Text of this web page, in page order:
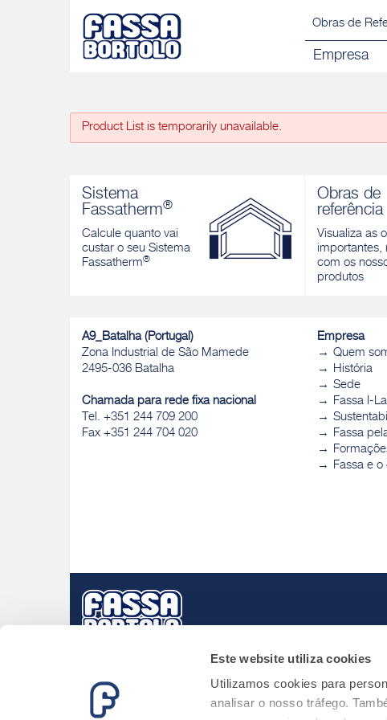
Este website utiliza cookies
Utilizamos cookies para
analisar o nosso tráfego.
Obras de
Empresa
Product List is temporarily unavailable.
Sistema
Fassatherm®
Calcule quanto vai
custar o seu Sistema
Fassatherm®
Obras de
referência
Visualiza as
importantes,
com os
produtos
A9_Batalha (Portugal)
Zona Industrial de São Mamede
2495-036 Batalha
Chamada para rede fixa nacional
Tel. +351 244 709 200
Fax +351 244 704 020
Empresa
Quem
História
Sede
Fassa I-
Fassa
Fassa e